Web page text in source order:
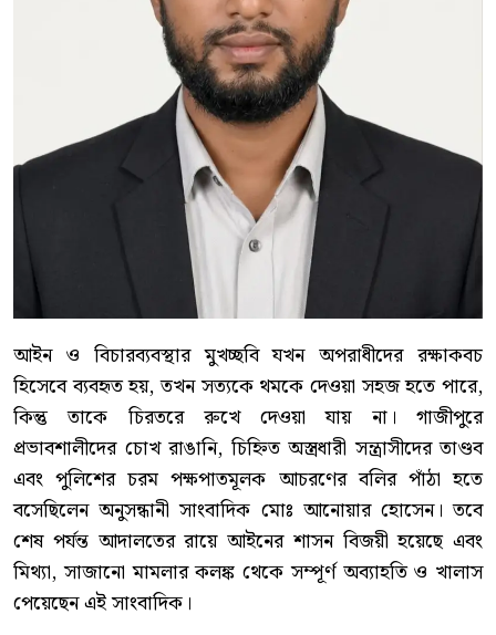
আইন ও বিচারব্যবস্থার মুখচ্ছবি যখন অপরাধীদের রক্ষাকবচ
হিসেবে ব্যবহৃত হয়, তখন সত্যকে থমকে দেওয়া সহজ হতে পারে,
কিন্তু তাকে চিরতরে রুখে দেওয়া যায় না। গাজীপুরে
প্রভাবশালীদের চোখ রাঙানি, চিহ্নিত অস্ত্রধারী সন্ত্রাসীদের তাণ্ডব
এবং পুলিশের চরম পক্ষপাতমূলক আচরণের বলির পাঁঠা হতে
বসেছিলেন অনুসন্ধানী সাংবাদিক মোঃ আনোয়ার হোসেন। তবে
শেষ পর্যন্ত আদালতের রায়ে আইনের শাসন বিজয়ী হয়েছে এবং
মিথ্যা, সাজানো মামলার কলঙ্ক থেকে সম্পূর্ণ অব্যাহতি ও খালাস
পেয়েছেন এই সাংবাদিক।